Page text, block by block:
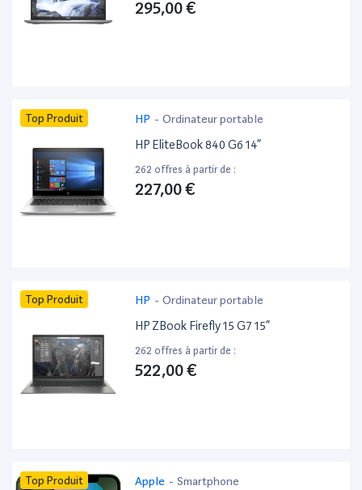
295,00 €
Top Produit HP - Ordinateur portable
HP EliteBook 840 G6 14”
262 offres à partir de :
227,00 €
Top Produit HP - Ordinateur portable
HP ZBook Firefly 15 G7 15”
262 offres à partir de :
522,00 €
Top Produit Apple - Smartphone